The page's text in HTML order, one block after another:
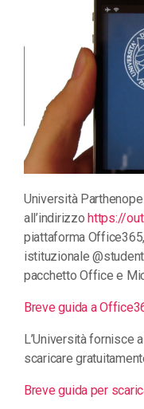
Università
all’indirizzohttps://
piattaforma
istituzionale
pacchetto Office e
Breve guida a
L’Università fornisce
scaricare
Breve guida per